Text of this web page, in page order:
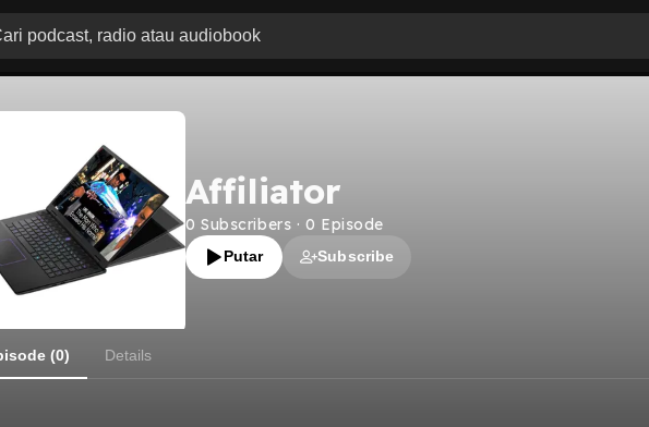
Affiliator
0 Subscribers · 0 Episode
Putar Subscribe
(0) Details